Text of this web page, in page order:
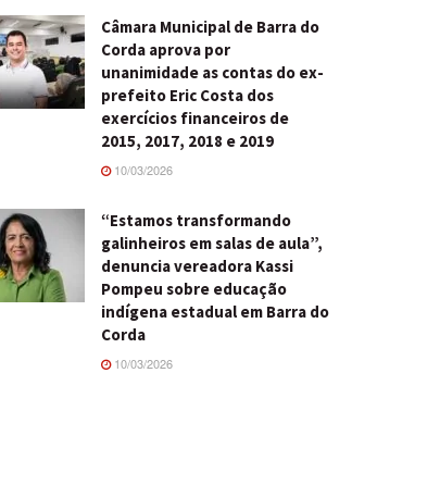
Câmara Municipal de Barra do
Corda aprova por
unanimidade as contas do ex-
prefeito Eric Costa dos
exercícios financeiros de
2015, 2017, 2018 e 2019
10/03/2026
“Estamos transformando
galinheiros em salas de aula”,
denuncia vereadora Kassi
Pompeu sobre educação
indígena estadual em Barra do
Corda
10/03/2026